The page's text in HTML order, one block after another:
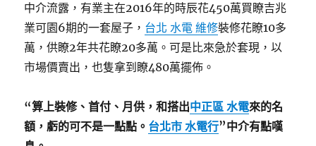
中介流露，有業主在2016年的時辰花450萬買瞭吉兆
業可園6期的一套屋子， 台北 水電 維修裝修花瞭10多
萬，供瞭2年共花瞭20多萬。可是比來急於套現，以
市場價賣出，也隻拿到瞭480萬擺佈。
“算上裝修、首付、月供，和搭出中正區 水電來的名
額，虧的可不是一點點。 台北市 水電行”中介有點嘆